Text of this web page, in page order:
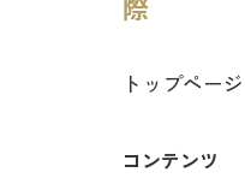
トップページ
コンテンツ